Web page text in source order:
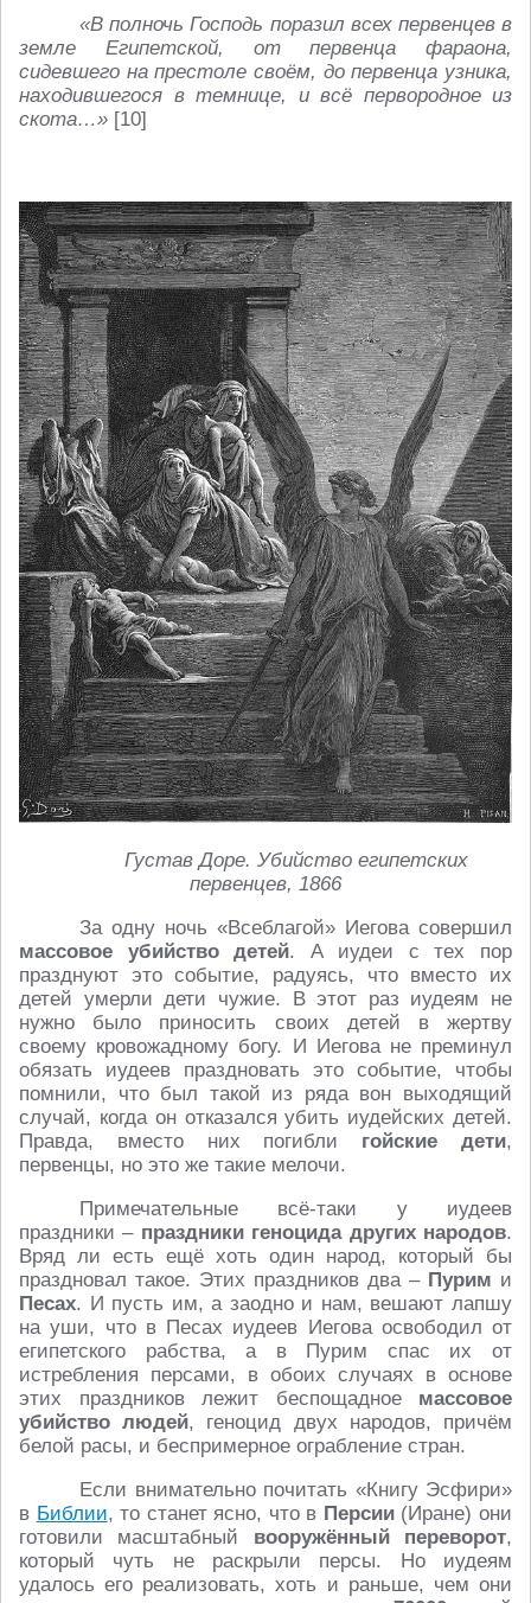
«В полночь Господь поразил всех первенцев в
земле Египетской, от первенца фараона,
сидевшего на престоле своём, до первенца узника,
находившегося в темнице, и всё первородное из
скота…» [10]
Густав Доре. Убийство египетских
первенцев, 1866
За одну ночь «Всеблагой» Иегова совершил
массовое убийство детей. А иудеи с тех пор
празднуют это событие, радуясь, что вместо их
детей умерли дети чужие. В этот раз иудеям не
нужно было приносить своих детей в жертву
своему кровожадному богу. И Иегова не преминул
обязать иудеев праздновать это событие, чтобы
помнили, что был такой из ряда вон выходящий
случай, когда он отказался убить иудейских детей.
Правда, вместо них погибли гойские дети,
первенцы, но это же такие мелочи.
Примечательные всё-таки у иудеев
праздники – праздники геноцида других народов.
Вряд ли есть ещё хоть один народ, который бы
праздновал такое. Этих праздников два – Пурим и
Песах. И пусть им, а заодно и нам, вешают лапшу
на уши, что в Песах иудеев Иегова освободил от
египетского рабства, а в Пурим спас их от
истребления персами, в обоих случаях в основе
этих праздников лежит беспощадное массовое
убийство людей, геноцид двух народов, причём
белой расы, и беспримерное ограбление стран.
Если внимательно почитать «Книгу Эсфири»
в Библии, то станет ясно, что в Персии(Иране) они
готовили масштабный вооружённый переворот,
который чуть не раскрыли персы. Но иудеям
удалось его реализовать, хоть и раньше, чем они